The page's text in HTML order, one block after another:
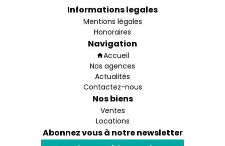
Informations legales
Mentions légales
Honoraires
Navigation
Accueil
Nos agences
Actualités
Contactez-nous
Nos biens
Ventes
Locations
Abonnez vous à notre newsletter